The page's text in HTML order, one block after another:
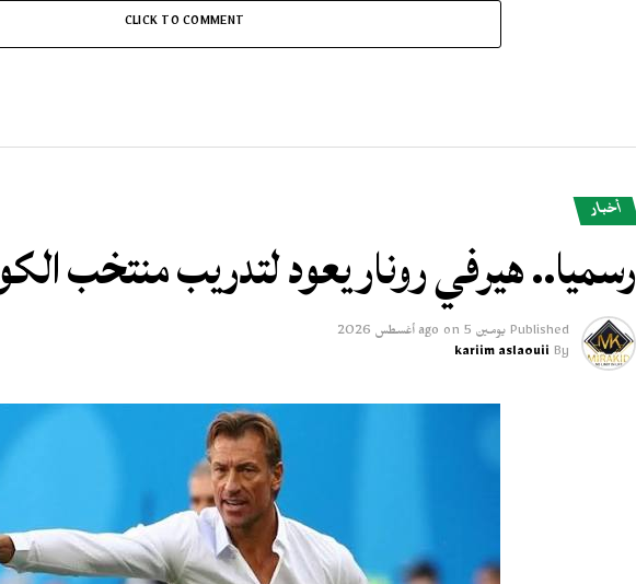
CLICK TO COMMENT
أخبار
رسميا.. هيرفي رونار يعود لتدريب منتخب
Published يومين ago on 5 أغسطس 2026
By
kariim aslaouii